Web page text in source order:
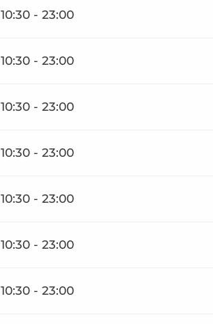
10:30 - 23:00
10:30 - 23:00
10:30 - 23:00
10:30 - 23:00
10:30 - 23:00
10:30 - 23:00
10:30 - 23:00